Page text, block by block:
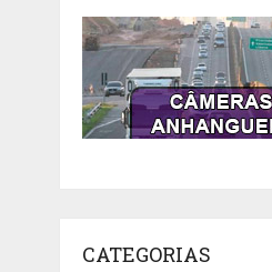
CATEGORIAS